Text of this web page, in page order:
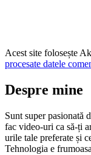
Acest site folosește
procesate datele
Despre mine
Sunt super pasionată
fac video-uri ca să-ți
urile tale preferate și
Tehnologia e